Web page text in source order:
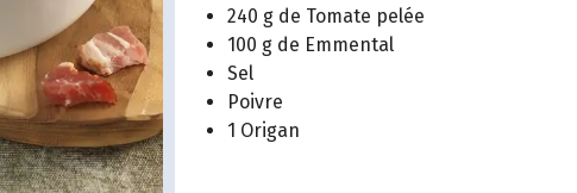
240 g de Tomate pelée
100 g de Emmental
Sel
Poivre
1 Origan